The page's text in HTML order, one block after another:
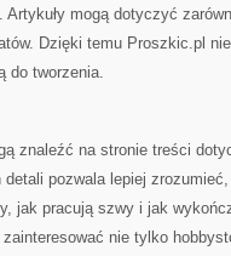
Artykuły mogą dotyczyć
Dzięki temu Proszkic.pl
do tworzenia.
znaleźć na stronie treści
pozwala lepiej
jak pracują szwy i jak
nie tylko